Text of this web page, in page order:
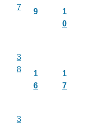
7
9
1
0
3
8
1
6
1
7
3